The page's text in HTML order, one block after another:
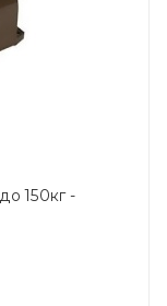
150кг -